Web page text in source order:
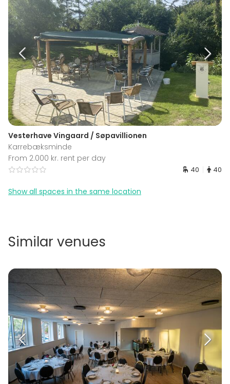
Vesterhave Vingaard / Søpavillionen
Karrebæksminde
From 2.000 kr. rent per day
40 40
Show all spaces in the same location
Similar venues